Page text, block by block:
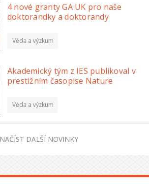
4 nové granty GA UK pro naše
doktorandky a doktorandy
Věda a výzkum
Akademický tým z IES publikoval v
prestižním časopise Nature
Věda a výzkum
NAČÍST DALŠÍ NOVINKY